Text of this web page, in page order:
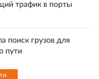
трафик в порты
поиск грузов для
пути